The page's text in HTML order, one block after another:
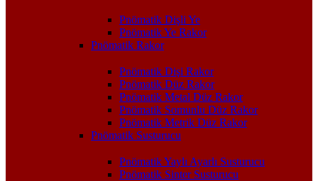
Pnömatik Dişli Ye
Pnömatik Ye Rakor
Pnömatik Rakor
Pnömatik Dişi Rakor
Pnömatik Düz Rakor
Pnömatik Metal Düz Rakor
Pnömatik Somunlu Düz Rakor
Pnömatik Metrik Düz Rakor
Pnömatik Susturucu
Pnömatik Yaylı Ayarlı Susturucu
Pnömatik Sinter Susturucu